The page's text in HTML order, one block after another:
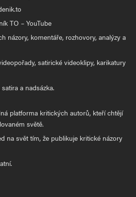
TO – YouTube
názory, komentáře, rozhovory, analýzy a
satirické videoklipy, karikatury
a nadsázka.
platforma kritických autorů, kteří chtějí
světě.
na svět tím, že publikuje kritické názory